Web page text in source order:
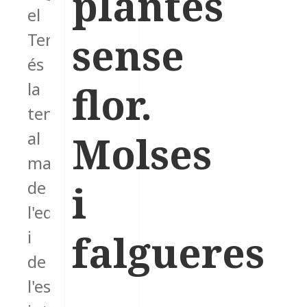
el
Termcat,
és
la
tendència
al
manteniment
de
l'equilibri
i
de
l'estabilitat
sense
flor.
Molses
i
falgueres